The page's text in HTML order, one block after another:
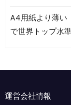
A4用紙より薄
で世界トップ水
運営会社情報